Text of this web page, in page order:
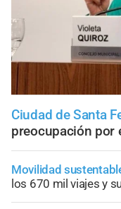
Ciudad de Santa
preocupación por
Movilidad
los 670 mil viajes y